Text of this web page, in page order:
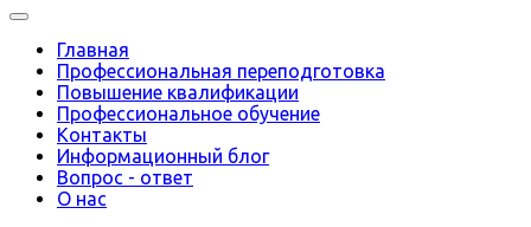
Главная
Профессиональная переподготовка
Повышение квалификации
Профессиональное обучение
Контакты
Информационный блог
Вопрос - ответ
О нас